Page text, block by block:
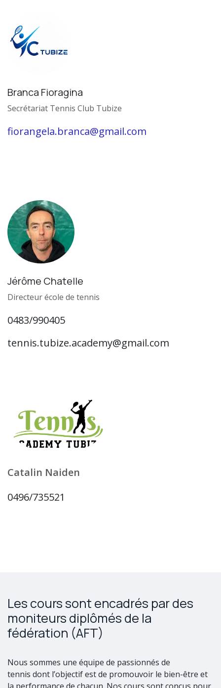
Branca Fioragina
Secrétariat Tennis Club Tubize
fiorangela.branca@gmail.com
Jérôme Chatelle
Directeur école de tennis
0483/990405
tennis.tubize.academy@gmail.com
Catalin Naiden
0496/735521
Les cours sont encadrés par des
moniteurs diplômés de la
fédération (AFT)
Nous sommes une équipe de passionnés de
tennis dont l’objectif est de promouvoir le bien-être et